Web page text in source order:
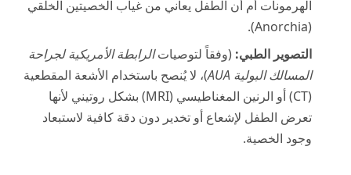
الهرمونات أم أن الطفل يعاني من غياب الخصيتين الخلقي
(Anorchia).
التصوير الطبي: (وفقاً لتوصياتالرابطة الأمريكية لجراحة
المسالك البولية AUA
)، لا يُنصح باستخدام الأشعة المقطعية
(CT) أو الرنين المغناطيسي (MRI) بشكل روتيني لأنها
تعرض الطفل لإشعاع أو تخدير دون دقة كافية لاستبعاد
وجود الخصية.